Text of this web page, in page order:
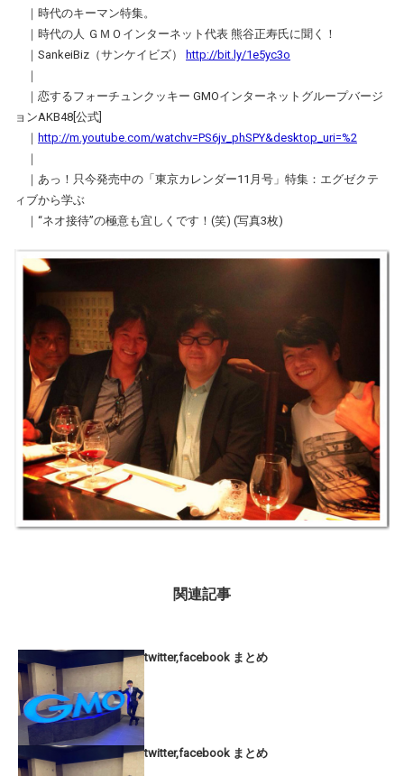
｜時代のキーマン特集。
｜時代の人 ＧＭＯインターネット代表 熊谷正寿氏に聞く！
｜SankeiBiz（サンケイビズ）
http://bit.ly/1e5yc3o
｜
｜恋するフォーチュンクッキー GMOインターネットグループバージ
ョンAKB48[公式]
｜ http://m.youtube.com/watchv=PS6jv_phSPY&desktop_uri=%2
｜
｜あっ！只今発売中の「東京カレンダー11月号」特集：エグゼクテ
ィブから学ぶ
｜“ネオ接待”の極意も宜しくです！(笑) (写真3枚)
関連記事
twitter,facebook まとめ
twitter,facebook まとめ